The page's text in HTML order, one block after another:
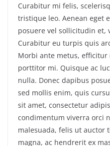
Curabitur mi felis,
tristique leo. Aenean eget
posuere vel sollicitudin et,
Curabitur eu turpis quis
Morbi ante metus,
porttitor mi. Quisque ac
nulla. Donec dapibus
sed mollis enim, quis
sit amet, consectetur
condimentum viverra orci
malesuada, felis ut
magna, ac hendrerit ex